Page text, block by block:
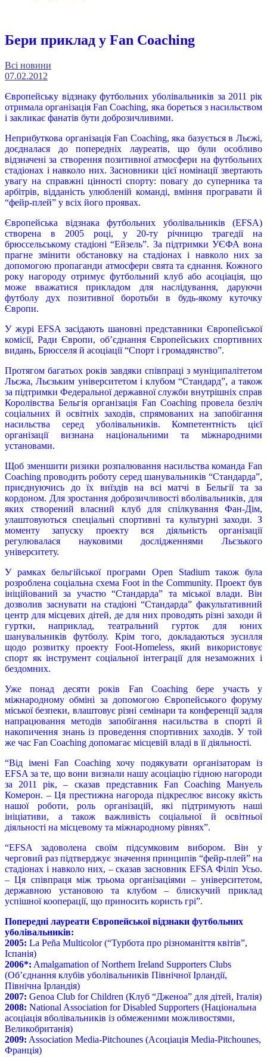
Бери приклад у Fan Coaching
Всі новини
07.02.2012
Європейську відзнаку футбольних уболівальників за 2011 рік
отримала організація Fan Coaching, яка бореться з насильством
і закликає фанатів бути доброзичливими.
Неприбуткова організація Fan Coaching, яка базується в Льєжі,
доєдналася до попередніх лауреатів, що були особливо
відзначені за створення позитивної атмосфери на футбольних
стадіонах і навколо них. Засновники цієї номінації звертають
увагу на справжні цінності спорту: повагу до суперника та
арбітрів, відданість улюбленій команді, вміння програвати й
“фейр-плей” у всіх його проявах.
Європейська відзнака футбольних уболівальників (EFSA)
створена в 2005 році, у 20-ту річницю трагедії на
брюссельському стадіоні “Ейзель”. За підтримки УЄФА вона
прагне змінити обстановку на стадіонах і навколо них за
допомогою пропаганди атмосфери свята та єднання. Кожного
року нагороду отримує футбольний клуб або асоціація, що
може вважатися прикладом для наслідування, даруючи
футболу дух позитивної боротьби в будь-якому куточку
Європи.
У журі EFSA засідають шановні представники Європейської
комісії, Ради Європи, об’єднання Європейських спортивних
видань, Брюсселя й асоціації “Спорт і громадянство”.
Протягом багатьох років завдяки співпраці з муніципалітетом
Льєжа, Льєзьким університетом і клубом “Стандард”, а також
за підтримки Федеральної державної служби внутрішніх справ
Королівства Бельгія організація Fan Coaching провела безліч
соціальних й освітніх заходів, спрямованих на запобігання
насильства серед уболівальників. Компетентність цієї
організації визнана національними та міжнародними
установами.
Щоб зменшити ризики розпалювання насильства команда Fan
Coaching проводить роботу серед шанувальників “Стандарда”,
приєднуючись до їх виїздів на всі матчі в Бельгії та за
кордоном. Для зростання доброзичливості вболівальників, для
яких створений власний клуб для спілкування Фан-Дім,
улаштовуються спеціальні спортивні та культурні заходи. З
моменту запуску проекту вся діяльність організації
регулювалася науковими дослідженнями Льєзького
університету.
У рамках бельгійської програми Open Stadium також була
розроблена соціальна схема Foot in the Community. Проект був
ініційований за участю “Стандарда” та міської влади. Він
дозволив заснувати на стадіоні “Стандарда” факультативний
центр для місцевих дітей, де для них проводять різні заходи й
гуртки, наприклад, театральний гурток для юних
шанувальників футболу. Крім того, докладаються зусилля
щодо розвитку проекту Foot-Homeless, який використовує
спорт як інструмент соціальної інтеграції для незаможних і
бездомних.
Уже понад десяти років Fan Coaching бере участь у
міжнародному обміні за допомогою Європейського форуму
міської безпеки, влаштовує різні семінари та конференції задля
напрацювання методів запобігання насильства в спорті й
накопичення знань із проведення спортивних заходів. У той
же час Fan Coaching допомагає місцевій владі в її діяльності.
“Від імені Fan Coaching хочу подякувати організаторам із
EFSA за те, що вони визнали нашу асоціацію гідною нагороди
за 2011 рік, – сказав представник Fan Coaching Мануель
Комерон. – Ця престижна нагорода підкреслює високу якість
нашої роботи, роль організацій, які підтримують наші
ініціативи, а також важливість соціальної й освітньої
діяльності на місцевому та міжнародному рівнях”.
“EFSA задоволена своїм підсумковим вибором. Він у
черговий раз підтверджує значення принципів “фейр-плей” на
стадіонах і навколо них, – сказав засновник EFSA Філіп Усьо.
– Ця співпраця між трьома організаціями – університетом,
державною установою та клубом – блискучий приклад
успішної кооперації, що приносить користь грі”.
Попередні лауреати Європейської відзнаки футбольних
уболівальників:
2005: La Peña Multicolor (“Турбота про різноманіття квітів”,
Іспанія)
2006*: Amalgamation of Northern Ireland Supporters Clubs
(Об’єднання клубів уболівальників Північної Ірландії,
Північна Ірландія)
2007: Genoa Club for Children (Клуб “Дженоа” для дітей, Італія)
2008: National Association for Disabled Supporters (Національна
асоціація вболівальників із обмеженими можливостями,
Великобританія)
2009: Association Mеdia-Pitchounes (Асоціація Mеdia-Pitchounes,
Франція)